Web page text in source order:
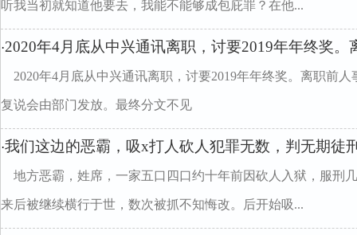
听我当初就知道他要去，我能不能够成包庇罪？在他...
·2020年4月底从中兴通讯离职，讨要2019年年终奖。
2020年4月底从中兴通讯离职，讨要2019年年终奖。离职前
复说会由部门发放。最终分文不见
·我们这边的恶霸，吸x打人砍人犯罪无数，判无期徒
地方恶霸，姓席，一家五口四口约十年前因砍人入狱，服刑
来后被继续横行于世，数次被抓不知悔改。后开始吸...